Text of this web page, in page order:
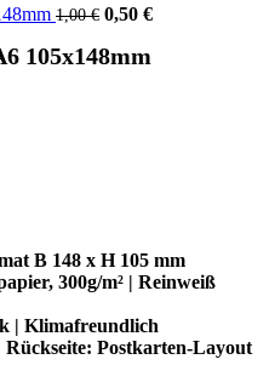
1,00€ Ursprünglicher
war:
0,50 €Aktueller
105x148mm
B 148 x H 105 mm
300g/m² | Reinweiß
| Klimafreundlich
Postkarten-Layout